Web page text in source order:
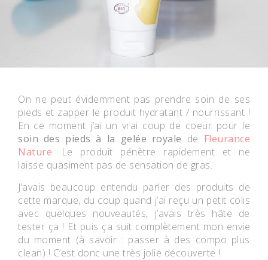
On ne peut évidemment pas prendre soin de ses
pieds et zapper le produit hydratant / nourrissant !
En ce moment j’ai un vrai coup de coeur pour le
soin des pieds à la gelée royale de Fleurance
Nature. Le produit pénètre rapidement et ne
laisse quasiment pas de sensation de gras.
J’avais beaucoup entendu parler des produits de
cette marque, du coup quand j’ai reçu un petit colis
avec quelques nouveautés, j’avais très hâte de
tester ça ! Et puis ça suit complètement mon envie
du moment (à savoir : passer à des compo plus
clean) ! C’est donc une très jolie découverte !